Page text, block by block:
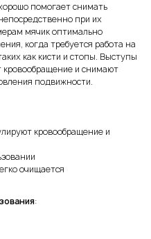
помогает снимать
при их
мячик оптимально
когда требуется работа на
как кисти и стопы. Выступы
и снимают
подвижности.
кровообращение и
очищается
: